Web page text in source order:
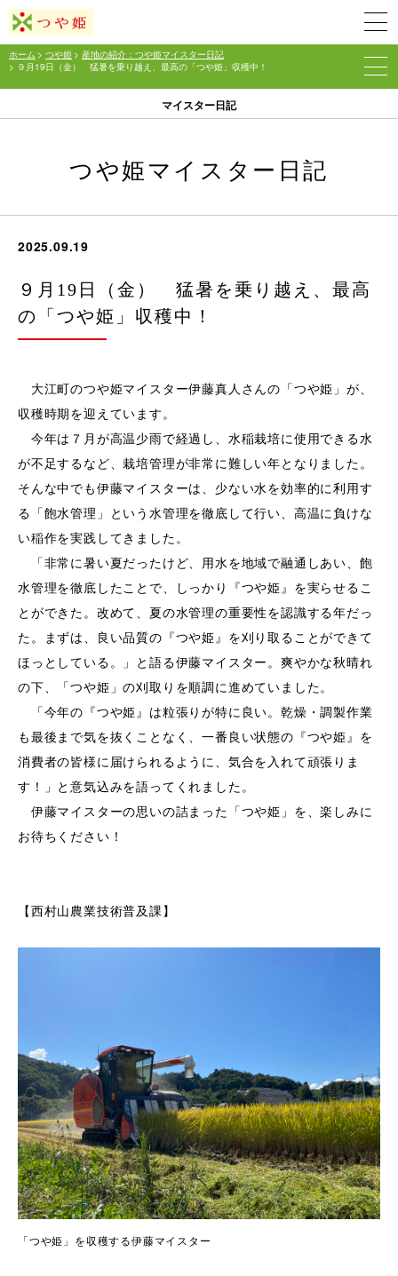
マイスター日記
ホーム > つや姫 > 産地の紹介：つや姫マイスター日記
> ９月19日（金） 猛暑を乗り越え、最高の「つや姫」収穫中！
つや姫マイスター日記
2025.09.19
９月19日（金） 猛暑を乗り越え、最高
の「つや姫」収穫中！
大江町のつや姫マイスター伊藤真人さんの「つや姫」が、
収穫時期を迎えています。
今年は７月が高温少雨で経過し、水稲栽培に使用できる水
が不足するなど、栽培管理が非常に難しい年となりました。
そんな中でも伊藤マイスターは、少ない水を効率的に利用す
る「飽水管理」という水管理を徹底して行い、高温に負けな
い稲作を実践してきました。
「非常に暑い夏だったけど、用水を地域で融通しあい、飽
水管理を徹底したことで、しっかり『つや姫』を実らせるこ
とができた。改めて、夏の水管理の重要性を認識する年だっ
た。まずは、良い品質の『つや姫』を刈り取ることができて
ほっとしている。」と語る伊藤マイスター。爽やかな秋晴れ
の下、「つや姫」の刈取りを順調に進めていました。
「今年の『つや姫』は粒張りが特に良い。乾燥・調製作業
も最後まで気を抜くことなく、一番良い状態の『つや姫』を
消費者の皆様に届けられるように、気合を入れて頑張りま
す！」と意気込みを語ってくれました。
伊藤マイスターの思いの詰まった「つや姫」を、楽しみに
お待ちください！
【西村山農業技術普及課】
「つや姫」を収穫する伊藤マイスター